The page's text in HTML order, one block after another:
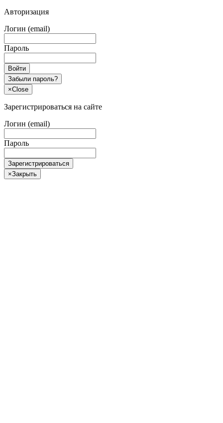
Авторизация
Логин (email)
Пароль
Войти
Забыли пароль?
×Close
Зарегистрироваться на сайте
Логин (email)
Пароль
Зарегистрироваться
×Закрыть